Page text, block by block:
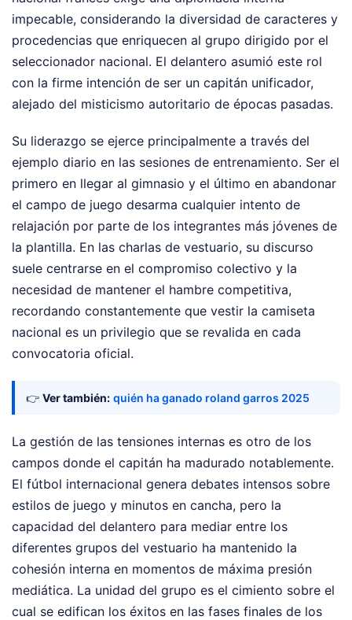
impecable, considerando la diversidad de caracteres y
procedencias que enriquecen al grupo dirigido por el
seleccionador nacional. El delantero asumió este rol
con la firme intención de ser un capitán unificador,
alejado del misticismo autoritario de épocas pasadas.
Su liderazgo se ejerce principalmente a través del
ejemplo diario en las sesiones de entrenamiento. Ser el
primero en llegar al gimnasio y el último en abandonar
el campo de juego desarma cualquier intento de
relajación por parte de los integrantes más jóvenes de
la plantilla. En las charlas de vestuario, su discurso
suele centrarse en el compromiso colectivo y la
necesidad de mantener el hambre competitiva,
recordando constantemente que vestir la camiseta
nacional es un privilegio que se revalida en cada
convocatoria oficial.
👉 Ver también: quién ha ganado roland garros 2025
La gestión de las tensiones internas es otro de los
campos donde el capitán ha madurado notablemente.
El fútbol internacional genera debates intensos sobre
estilos de juego y minutos en cancha, pero la
capacidad del delantero para mediar entre los
diferentes grupos del vestuario ha mantenido la
cohesión interna en momentos de máxima presión
mediática. La unidad del grupo es el cimiento sobre el
cual se edifican los éxitos en las fases finales de los